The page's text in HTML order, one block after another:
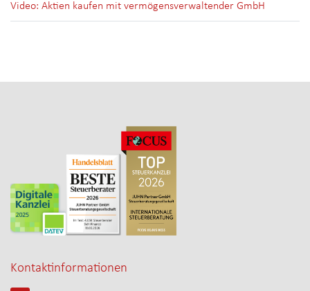
Video: Aktien kaufen mit vermögensverwaltender GmbH
Kontaktinformationen